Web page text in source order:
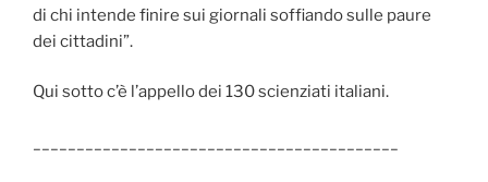
di chi intende finire sui giornali soffiando sulle paure
dei cittadini”.
Qui sotto c’è l’appello dei 130 scienziati italiani.